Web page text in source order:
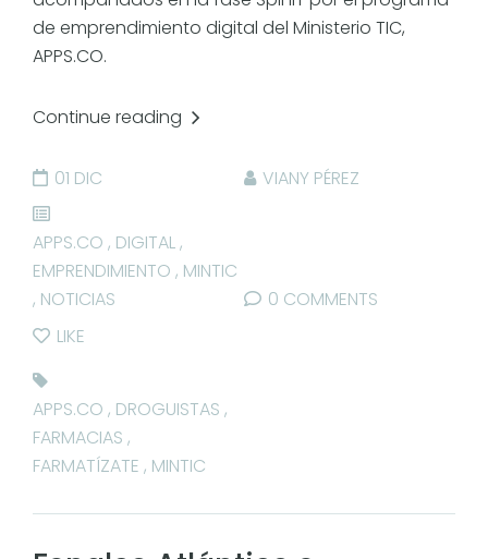
de emprendimiento digital del Ministerio TIC,
APPS.CO.
Continue reading
01 DIC VIANY PÉREZ
APPS.CO , DIGITAL,
EMPRENDIMIENTO , MINTIC
, NOTICIAS
0 COMMENTS
LIKE
APPS.CO , DROGUISTAS ,
FARMACIAS ,
FARMATÍZATE , MINTIC